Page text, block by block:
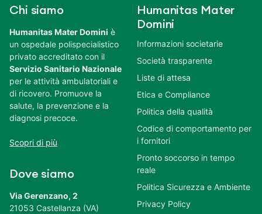
Chi siamo
Humanitas Mater Domini è
un ospedale polispecialistico
privato accreditato con il
Servizio Sanitario Nazionale
per le attività ambulatoriali e
di ricovero. Promuove la
salute, la prevenzione e la
diagnosi precoce.
Scopri di più
Dove siamo
Via Gerenzano, 2
21053 Castellanza (VA)
Humanitas Mater
Domini
Informazioni societarie
Società trasparente
Liste di attesa
Etica e Compliance
Politica della qualità
Codice di comportamento per
i fornitori
Pronto soccorso in tempo
reale
Politica Sicurezza e Ambiente
Privacy Policy